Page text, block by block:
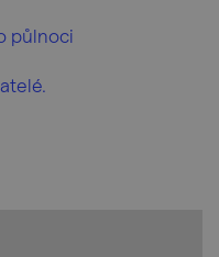
půlnoci